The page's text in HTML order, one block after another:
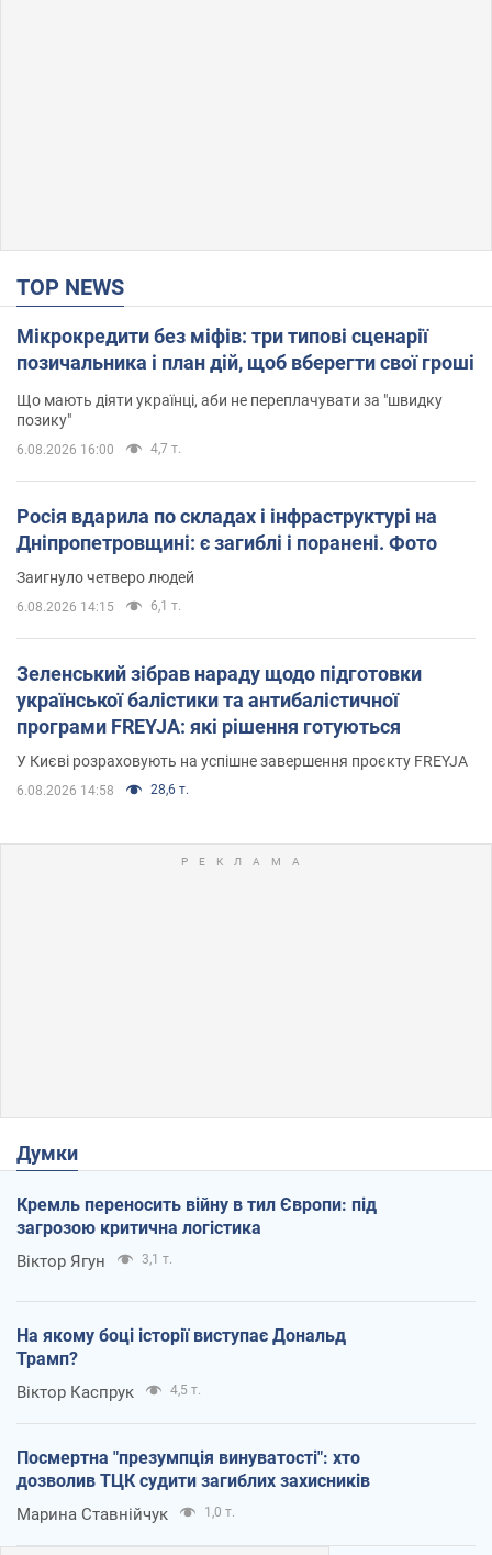
TOP NEWS
Мікрокредити без міфів: три типові сценарії
позичальника і план дій, щоб вберегти свої гроші
Що мають діяти українці, аби не переплачувати за "швидку
позику"
6.08.2026 16:00 4,7 т.
Росія вдарила по складах і інфраструктурі на
Дніпропетровщині: є загиблі і поранені. Фото
Заигнуло четверо людей
6.08.2026 14:15 6,1 т.
Зеленський зібрав нараду щодо підготовки
української балістики та антибалістичної
програми FREYJA: які рішення готуються
У Києві розраховують на успішне завершення проєкту FREYJA
6.08.2026 14:58 28,6 т.
Думки
Кремль переносить війну в тил Європи: під
загрозою критична логістика
Віктор Ягун 3,1 т.
На якому боці історії виступає Дональд
Трамп?
Віктор Каспрук 4,5 т.
Посмертна "презумпція винуватості": хто
дозволив ТЦК судити загиблих захисників
Марина Ставнійчук 1,0 т.